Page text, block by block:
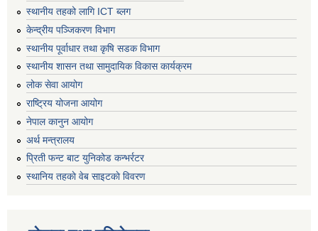
स्थानीय तहको लागि ICT ब्लग
केन्द्रीय पञ्जिकरण विभाग
स्थानीय पूर्वाधार तथा कृषि सडक विभाग
स्थानीय शासन तथा सामुदायिक विकास कार्यक्रम
लोक सेवा आयोग
राष्ट्रिय योजना आयोग
नेपाल कानुन आयोग
अर्थ मन्त्रालय
प्रिती फन्ट बाट युनिकोड कन्भर्रटर
स्थानिय तहकाे वेब साइटकाे विवरण